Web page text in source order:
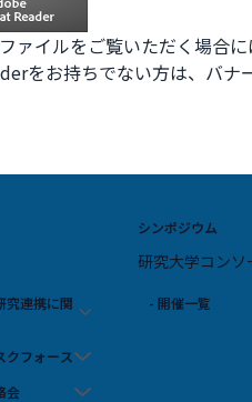
ァイルをご覧いただく場合
をお持ちでない方は、バナ
究連携に関
クフォース
会
シンポジウム
研究大学コン
- 開催一覧